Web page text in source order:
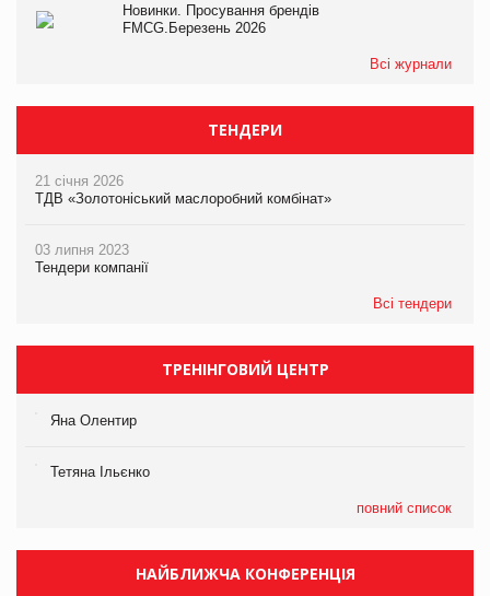
Новинки. Просування брендів
FMCG.Березень 2026
Всі журнали
ТЕНДЕРИ
21 січня 2026
ТДВ «Золотоніський маслоробний комбінат»
03 липня 2023
Тендери компанії
Всі тендери
ТРЕНІНГОВИЙ ЦЕНТР
Яна Олентир
Тетяна Ільєнко
повний список
НАЙБЛИЖЧА КОНФЕРЕНЦІЯ